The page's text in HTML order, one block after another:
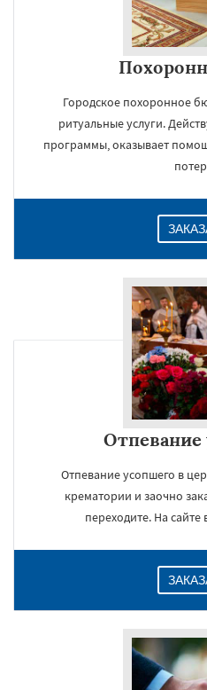
Городское похоронное
ритуальные услуги.
программы, оказывает
Отпевание
Отпевание усопшего в
крематории и заочно
переходите. На